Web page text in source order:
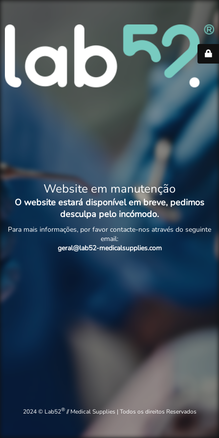
Website em manutenção
O website estará disponível em breve, pedimos
desculpa pelo incómodo.
Para mais informações, por favor contacte-nos através do seguinte
email:
geral@lab52-medicalsupplies.com
2024 © Lab52®// Medical Supplies | Todos os direitos Reservados